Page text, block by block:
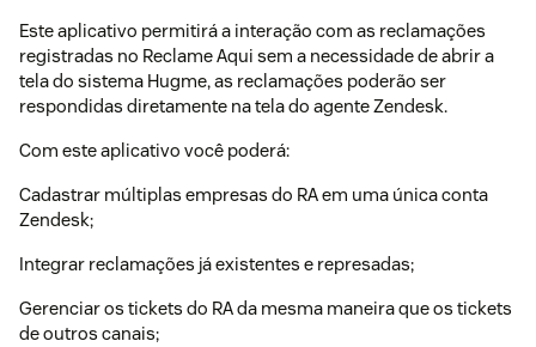
Este aplicativo permitirá a interação com as reclamações
registradas no Reclame Aqui sem a necessidade de abrir a
tela do sistema Hugme, as reclamações poderão ser
respondidas diretamente na tela do agente Zendesk.
Com este aplicativo você poderá:
Cadastrar múltiplas empresas do RA em uma única conta
Zendesk;
Integrar reclamações já existentes e represadas;
Gerenciar os tickets do RA da mesma maneira que os tickets
de outros canais;